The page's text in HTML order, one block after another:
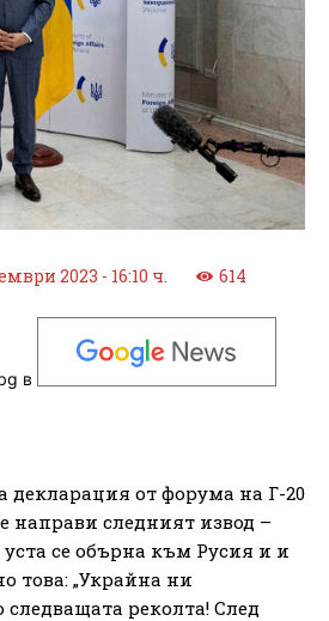
2023 - 16:10 ч. 614
в
декларация от форума на Г-20
направи следният извод –
се обърна към Русия и и
това: „Украйна ни
следващата реколта! След